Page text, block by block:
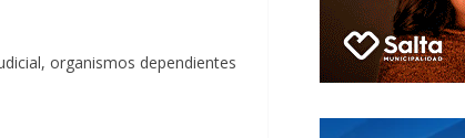
organismos dependientes